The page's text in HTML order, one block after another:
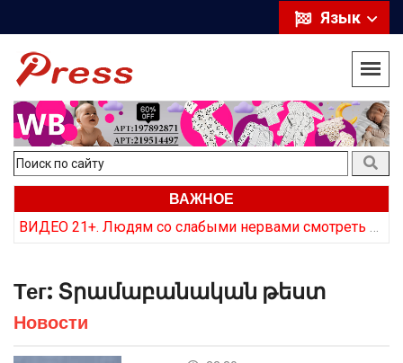
Язык
ВАЖНОЕ
Тег: Տրամաբանական թեստ
Новости